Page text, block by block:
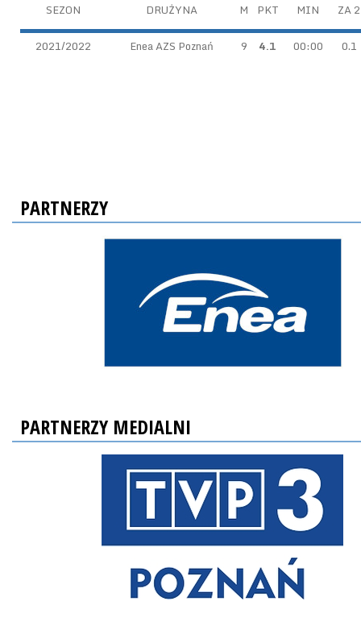
SEZON DRUŻYNA M PKT MIN ZA 2
2021/2022 Enea AZS Poznań 9 4.1 00:00 0.1
PARTNERZY
PARTNERZY MEDIALNI